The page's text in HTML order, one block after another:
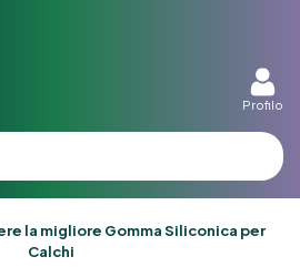
Profilo
la migliore Gomma Siliconica per
Calchi